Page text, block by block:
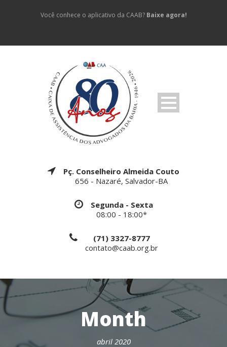
Você conhece o aplicativo da CAAB? Baixe agora!
Pç. Conselheiro Almeida Couto
656 - Nazaré, Salvador-BA
Segunda - Sexta
08:00 - 18:00*
(71) 3327-8777
contato@caab.org.br
Month
abril 2020